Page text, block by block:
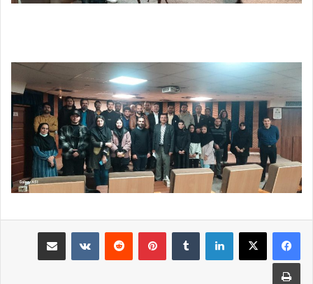
لینکدین ‫تامبلر ‫پین‌ترست‫رددیت ‫VKontakteرایانامه
چاپ